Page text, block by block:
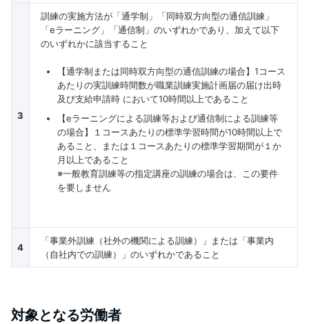
3
訓練の実施方法が「通学制」「同時双方向型の通信訓練」
「eラーニング」「通信制」のいずれかであり、加えて以下
のいずれかに該当すること
【通学制または同時双方向型の通信訓練の場合】1コース
あたりの実訓練時間数が職業訓練実施計画届の届け出時
及び支給申請時 において10時間以上であること
【eラーニングによる訓練等および通信制による訓練等
の場合】１コースあたりの標準学習時間が10時間以上で
あること、または１コースあたりの標準学習期間が１か
月以上であること
※一般教育訓練等の指定講座の訓練の場合は、この要件
を要しません
4
「事業外訓練（社外の機関による訓練）」または「事業内
（自社内での訓練）」のいずれかであること
対象となる労働者